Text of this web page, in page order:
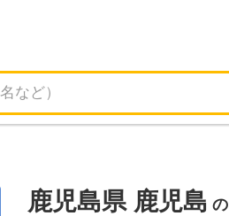
鹿児島県 鹿児島 の